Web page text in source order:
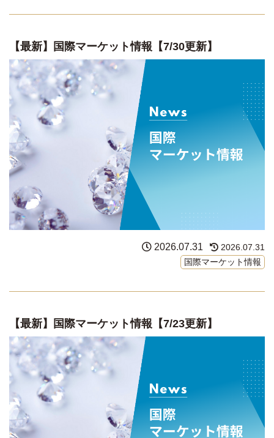
【最新】国際マーケット情報【7/30更新】
2026.07.31
2026.07.31
国際マーケット情報
【最新】国際マーケット情報【7/23更新】